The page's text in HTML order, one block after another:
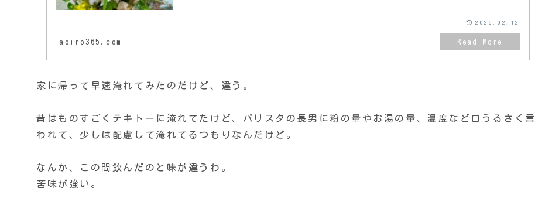
aoiro365.com
2026.02.12
家に帰って早速淹れてみたのだけど、違う。
昔はものすごくテキトーに淹れてたけど、バリスタの長男に粉の量やお湯の量、温度など口うるさく言
われて、少しは配慮して淹れてるつもりなんだけど。
なんか、この間飲んだのと味が違うわ。
苦味が強い。